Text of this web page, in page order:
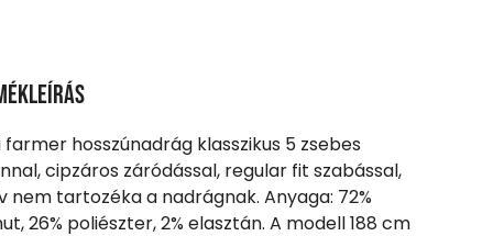
farmer hosszúnadrág klasszikus 5 zsebes
cipzáros záródással, regular fit szabással,
nem tartozéka a nadrágnak. Anyaga: 72%
26% poliészter, 2% elasztán. A modell 188 cm